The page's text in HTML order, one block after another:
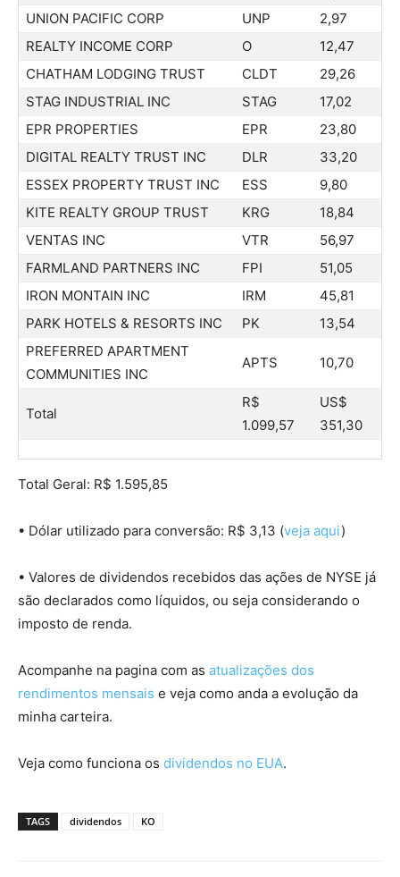
UNION PACIFIC CORP
UNP
2,97
REALTY INCOME CORP
O
12,47
CHATHAM LODGING TRUST
CLDT
29,26
STAG INDUSTRIAL INC
STAG
17,02
EPR PROPERTIES
EPR
23,80
DIGITAL REALTY TRUST INC
DLR
33,20
ESSEX PROPERTY TRUST INC
ESS
9,80
KITE REALTY GROUP TRUST
KRG
18,84
VENTAS INC
VTR
56,97
FARMLAND PARTNERS INC
FPI
51,05
IRON MONTAIN INC
IRM
45,81
PARK HOTELS & RESORTS INC
PK
13,54
PREFERRED APARTMENT
COMMUNITIES INC
APTS 10,70
Total
R$
1.099,57
US$
351,30
Total Geral: R$ 1.595,85
• Dólar utilizado para conversão: R$ 3,13 (veja aqui)
• Valores de dividendos recebidos das ações de NYSE já
são declarados como líquidos, ou seja considerando o
imposto de renda.
Acompanhe na pagina com as atualizações dos
rendimentos mensais e veja como anda a evolução da
minha carteira.
Veja como funciona os dividendos no EUA.
TAGS dividendos KO